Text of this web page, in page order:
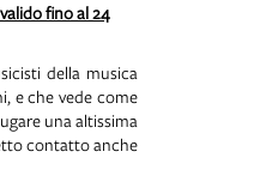
fino al 24
della musica
e che vede come
una altissima
contatto anche